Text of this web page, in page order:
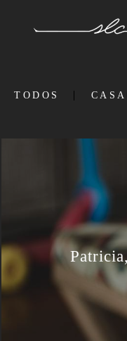
TODOS